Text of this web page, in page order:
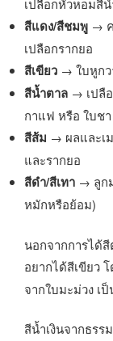
เปลือกหัวหอมสี
สีแดง/สีชมพู →
เปลือกรากยอ
สีเขียว → ใบหูกว
สีน้ำตาล → เปลื
กาแฟ หรือ ใบชา
สีส้ม → ผลและเ
และรากยอ
สีดำ/สีเทา → ลูก
หมักหรือย้อม)
นอกจากการได้
อยากได้สีเขียว
จากใบมะม่วง เ
สีน้ำเงินจากธรร